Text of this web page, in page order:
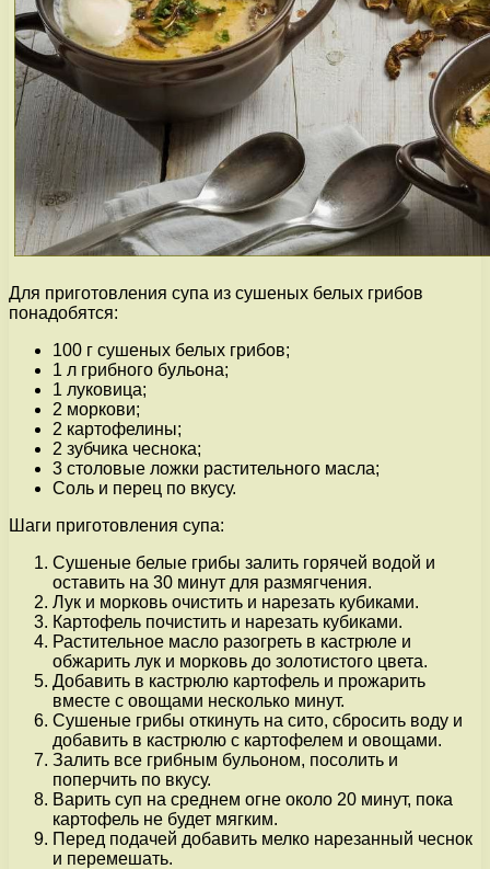
Для приготовления супа из сушеных белых грибов
понадобятся:
100 г сушеных белых грибов;
1 л грибного бульона;
1 луковица;
2 моркови;
2 картофелины;
2 зубчика чеснока;
3 столовые ложки растительного масла;
Соль и перец по вкусу.
Шаги приготовления супа:
Сушеные белые грибы залить горячей водой и
оставить на 30 минут для размягчения.
Лук и морковь очистить и нарезать кубиками.
Картофель почистить и нарезать кубиками.
Растительное масло разогреть в кастрюле и
обжарить лук и морковь до золотистого цвета.
Добавить в кастрюлю картофель и прожарить
вместе с овощами несколько минут.
Сушеные грибы откинуть на сито, сбросить воду и
добавить в кастрюлю с картофелем и овощами.
Залить все грибным бульоном, посолить и
поперчить по вкусу.
Варить суп на среднем огне около 20 минут, пока
картофель не будет мягким.
Перед подачей добавить мелко нарезанный чеснок
и перемешать.